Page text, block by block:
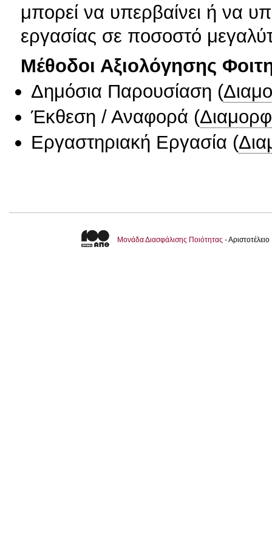
μπορεί να υπερβαίνει ή να
εργασίας σε ποσοστό
Μέθοδοι Αξιολόγησης
Δημόσια Παρουσίαση (
Έκθεση / Αναφορά (
Εργαστηριακή Εργασία (
Μονάδα Διασφάλισης Ποιότητας -